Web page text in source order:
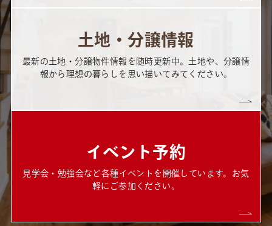
土地・分譲情報
最新の土地・分譲物件情報を随時更新中。土地や、分譲情
報から理想の暮らしを思い描いてみてください。
イベント予約
見学会・勉強会など各種イベントを開催しています。お気
軽にご参加ください。